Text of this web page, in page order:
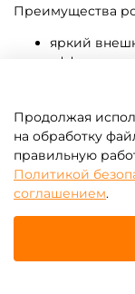
Предзаказ
Продолжая
на обработку
правильную
Политикой
соглашением.